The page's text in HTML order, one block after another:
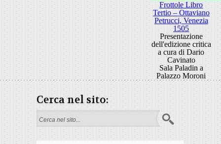
Frottole Libro
Tertio – Ottaviano
Petrucci, Venezia
1505
Presentazione
dell'edizione critica
a cura di Dario
Cavinato
Sala Paladin a
Palazzo Moroni
Cerca nel sito:
Form di ricerca